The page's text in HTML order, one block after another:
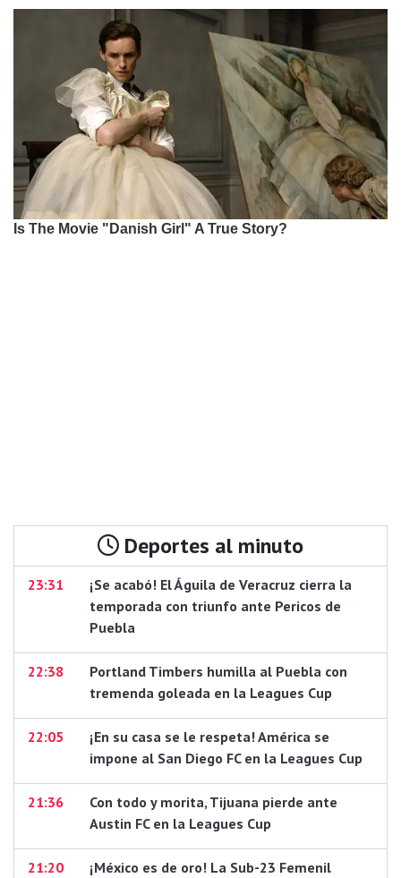
Deportes al minuto
23:31
¡Se acabó! El Águila de Veracruz cierra la
temporada con triunfo ante Pericos de
Puebla
22:38
Portland Timbers humilla al Puebla con
tremenda goleada en la Leagues Cup
22:05
¡En su casa se le respeta! América se
impone al San Diego FC en la Leagues Cup
21:36
Con todo y morita, Tijuana pierde ante
Austin FC en la Leagues Cup
21:20 ¡México es de oro! La Sub-23 Femenil